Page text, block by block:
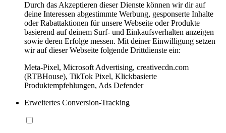
Durch das Akzeptieren dieser Dienste können wir dir auf
deine Interessen abgestimmte Werbung, gesponserte Inhalte
oder Rabattaktionen für unsere Webseite oder Produkte
basierend auf deinem Surf- und Einkaufsverhalten anzeigen
sowie deren Erfolge messen. Mit deiner Einwilligung setzen
wir auf dieser Webseite folgende Drittdienste ein:
Meta-Pixel, Microsoft Advertising, creativecdn.com
(RTBHouse), TikTok Pixel, Klickbasierte
Produktempfehlungen, Ads Defender
Erweitertes Conversion-Tracking